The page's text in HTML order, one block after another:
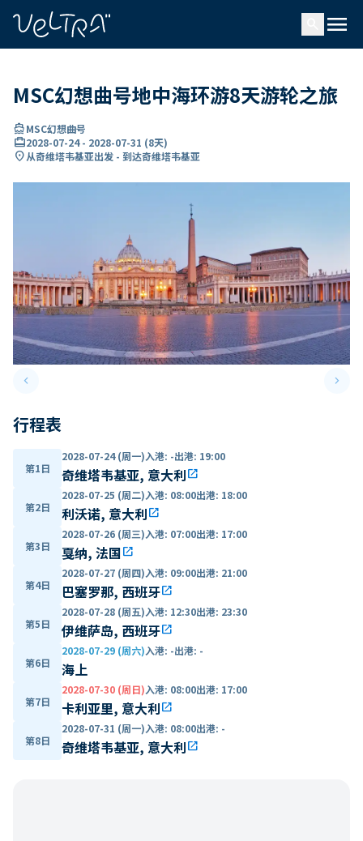
menu
MSC幻想曲号地中海环游8天游轮之旅
directions_boatMSC幻想曲号
card_travel2028-07-24- 2028-07-31 (8天)
location_on从奇维塔韦基亚出发 - 到达奇维塔韦基亚
keyboard_arrow_leftPrevious slide keyboard_arrow_right
行程表
第1日
2028-07-24 (周一)入港: -出港: 19:00
奇维塔韦基亚, 意大利open_in_new
第2日
2028-07-25 (周二)入港: 08:00出港: 18:00
利沃诺, 意大利open_in_new
第3日
2028-07-26 (周三)入港: 07:00出港: 17:00
戛纳, 法国open_in_new
第4日
2028-07-27 (周四)入港: 09:00出港: 21:00
巴塞罗那, 西班牙open_in_new
第5日
2028-07-28 (周五)入港: 12:30出港: 23:30
伊维萨岛, 西班牙open_in_new
第6日
2028-07-29 (周六)入港: -出港: -
海上
第7日
2028-07-30 (周日)入港: 08:00出港: 17:00
卡利亚里, 意大利open_in_new
第8日
2028-07-31 (周一)入港: 08:00出港: -
奇维塔韦基亚, 意大利open_in_new